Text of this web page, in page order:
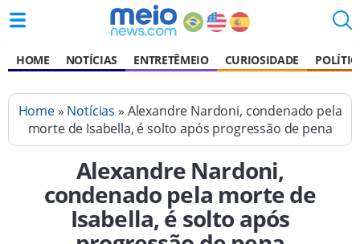
HOME NOTÍCIAS ENTRETÊMEIO CURIOSIDADE
Home» Notícias » Alexandre Nardoni, condenado pela
morte de Isabella, é solto após progressão de pena
Alexandre Nardoni,
condenado pela morte de
Isabella, é solto após